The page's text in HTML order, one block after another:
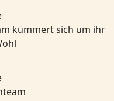
kümmert sich um ihr